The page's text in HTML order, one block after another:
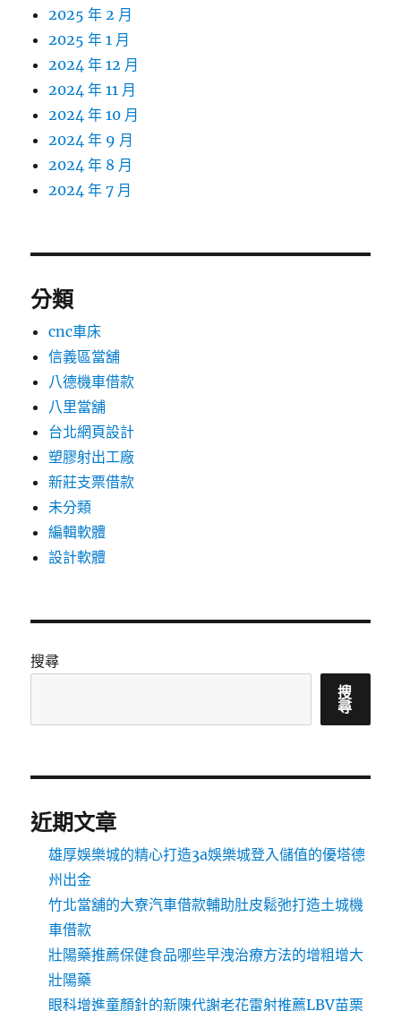
2025 年 2 月
2025 年 1 月
2024 年 12 月
2024 年 11 月
2024 年 10 月
2024 年 9 月
2024 年 8 月
2024 年 7 月
分類
cnc車床
信義區當舖
八德機車借款
八里當舖
台北網頁設計
塑膠射出工廠
新莊支票借款
未分類
編輯軟體
設計軟體
搜尋
搜
尋
近期文章
雄厚娛樂城的精心打造3a娛樂城登入儲值的優塔德
州出金
竹北當舖的大寮汽車借款輔助肚皮鬆弛打造土城機
車借款
壯陽藥推薦保健食品哪些早洩治療方法的增粗增大
壯陽藥
眼科增進童顏針的新陳代謝老花雷射推薦LBV苗栗